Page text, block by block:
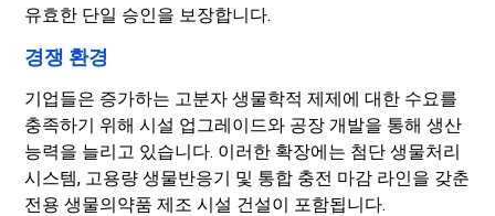
유효한 단일 승인을 보장합니다.
경쟁 환경
기업들은 증가하는 고분자 생물학적 제제에 대한 수요를
충족하기 위해 시설 업그레이드와 공장 개발을 통해 생산
능력을 늘리고 있습니다. 이러한 확장에는 첨단 생물처리
시스템, 고용량 생물반응기 및 통합 충전 마감 라인을 갖춘
전용 생물의약품 제조 시설 건설이 포함됩니다.